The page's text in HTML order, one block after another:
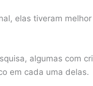
elas tiveram
algumas com
em cada uma delas.